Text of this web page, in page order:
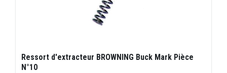
Ressort d'extracteur BROWNING Buck Mark Pièce
N°10